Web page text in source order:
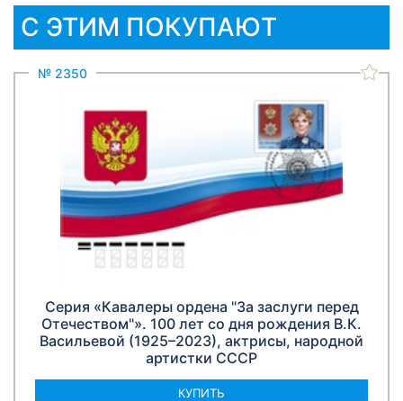
С ЭТИМ ПОКУПАЮТ
№ 2350
Серия «Кавалеры ордена "За заслуги перед
Отечеством"». 100 лет со дня рождения В.К.
Васильевой (1925–2023), актрисы, народной
артистки СССР
КУПИТЬ